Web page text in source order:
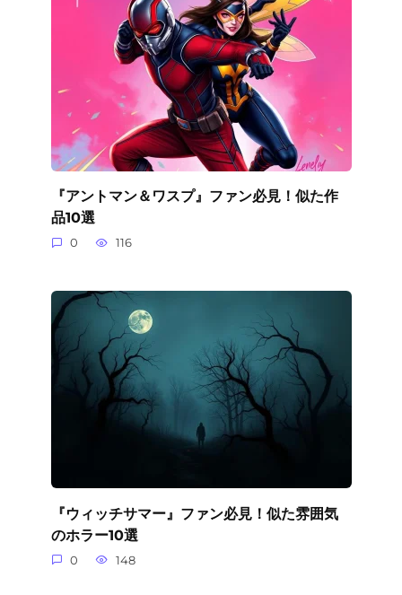
『アントマン＆ワスプ』ファン必見！似た作
品10選
0 116
『ウィッチサマー』ファン必見！似た雰囲気
のホラー10選
0 148